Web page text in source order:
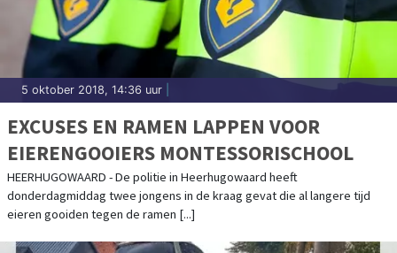
5 oktober 2018, 14:36 uur
EXCUSES EN RAMEN LAPPEN VOOR
EIERENGOOIERS MONTESSORISCHOOL
HEERHUGOWAARD - De politie in Heerhugowaard heeft
donderdagmiddag twee jongens in de kraag gevat die al langere tijd
eieren gooiden tegen de ramen [...]